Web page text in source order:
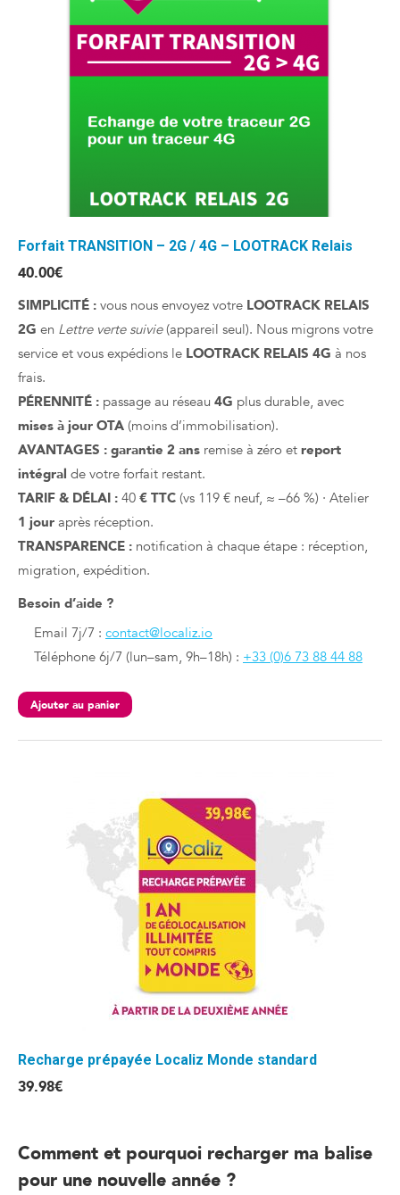
Forfait TRANSITION – 2G / 4G – LOOTRACK Relais
40.00€
SIMPLICITÉ : vous nous envoyez votre LOOTRACK RELAIS
2G en Lettre verte suivie(appareil seul). Nous migrons votre
service et vous expédions le LOOTRACK RELAIS 4G à nos
frais.
PÉRENNITÉ : passage au réseau 4G plus durable, avec
mises à jour OTA (moins d’immobilisation).
AVANTAGES : garantie 2 ans remise à zéro et report
intégral de votre forfait restant.
TARIF & DÉLAI : 40 € TTC (vs 119 € neuf, ≈ –66 %) · Atelier
1 jour après réception.
TRANSPARENCE : notification à chaque étape : réception,
migration, expédition.
Besoin d’aide ?
Email 7j/7 : contact@localiz.io
Téléphone 6j/7 (lun–sam, 9h–18h) : +33 (0)6 73 88 44 88
Ajouter au panier
Recharge prépayée Localiz Monde standard
39.98€
Comment et pourquoi recharger ma balise
pour une nouvelle année ?